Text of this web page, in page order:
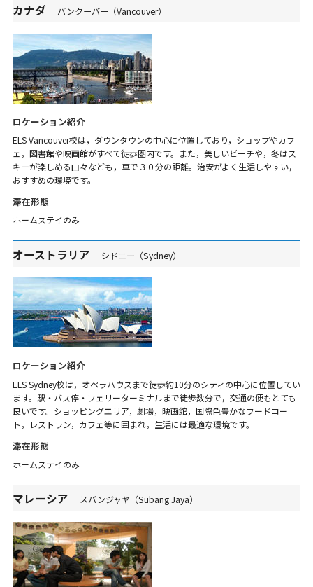
カナダ バンクーバー（Vancouver）
ロケーション紹介
ELS Vancouver校は，ダウンタウンの中心に位置しており，ショップやカフ
ェ，図書館や映画館がすべて徒歩圏内です。また，美しいビーチや，冬はス
キーが楽しめる山々なども，車で３０分の距離。治安がよく生活しやすい，
おすすめの環境です。
滞在形態
ホームステイのみ
オーストラリア シドニー（Sydney）
ロケーション紹介
ELS Sydney校は，オペラハウスまで徒歩約10分のシティの中心に位置してい
ます。駅・バス停・フェリーターミナルまで徒歩数分で，交通の便もとても
良いです。ショッピングエリア，劇場，映画館，国際色豊かなフードコー
ト，レストラン，カフェ等に囲まれ，生活には最適な環境です。
滞在形態
ホームステイのみ
マレーシア スバンジャヤ（Subang Jaya）